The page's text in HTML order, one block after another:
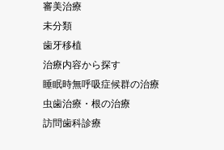
審美治療
未分類
歯牙移植
治療内容から探す
睡眠時無呼吸症候群の治療
虫歯治療・根の治療
訪問歯科診療